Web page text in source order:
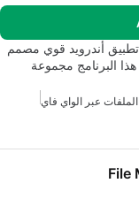
أندرويد قوي مصمم
البرنامج مجموعة
عبر الواي فاي
File